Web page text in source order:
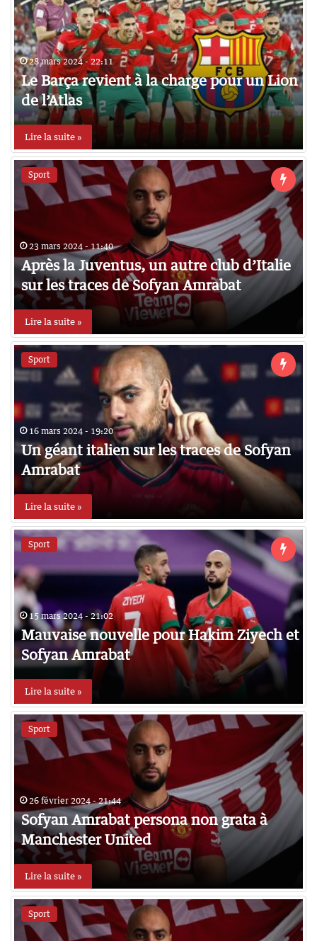
28 mars 2024 - 22:11
Le Barça revient à la charge pour un Lion
de l’Atlas
Lire la suite »
Sport
23 mars 2024 - 11:40
Après la Juventus, un autre club d’Italie
sur les traces de Sofyan Amrabat
Lire la suite »
Sport
16 mars 2024 - 19:20
Un géant italien sur les traces de Sofyan
Amrabat
Lire la suite »
Sport
15 mars 2024 - 21:02
Mauvaise nouvelle pour Hakim Ziyech et
Sofyan Amrabat
Lire la suite »
Sport
26 février 2024 - 21:44
Sofyan Amrabat persona non grata à
Manchester United
Lire la suite »
Sport